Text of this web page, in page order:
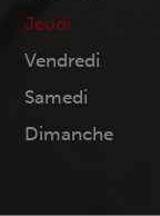
Jeudi
Vendredi
Samedi
Dimanche